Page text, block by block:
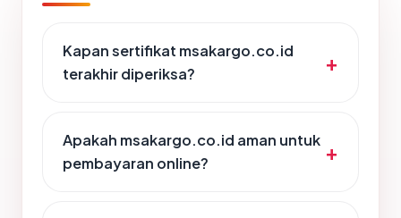
Kapan sertifikat msakargo.co.id
terakhir diperiksa?
Apakah msakargo.co.id aman untuk
pembayaran online?